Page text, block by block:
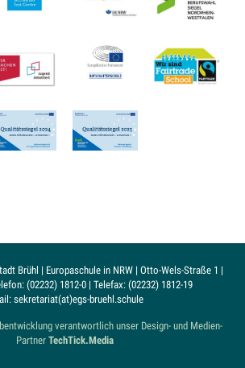
Brühl | Europaschule in NRW | Otto-Wels-Straße 1 |
(02232) 1812-0 | Telefax: (02232) 1812-19
sekretariat(at)egs-bruehl.schule
verantwortlich unser Design- und Medien-
Partner TechTick.Media